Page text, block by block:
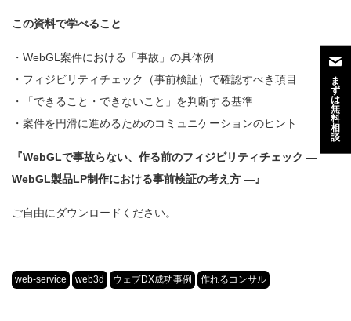
この資料で学べること
・WebGL案件における「事故」の具体例
・フィジビリティチェック（事前検証）で確認すべき項目
・「できること・できないこと」を判断する基準
・案件を円滑に進めるためのコミュニケーションのヒント
『WebGLで事故らない、作る前のフィジビリティチェック ―
WebGL製品LP制作における事前検証の考え方 ―』
ご自由にダウンロードください。
web-service web3d ウェブDX成功事例 作れるコンサル
ま
ず
は
無
料
相
談